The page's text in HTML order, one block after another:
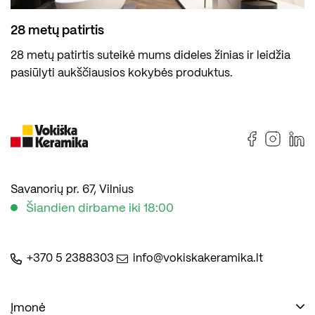
28 metų patirtis
28 metų patirtis suteikė mums dideles žinias ir leidžia
pasiūlyti aukščiausios kokybės produktus.
Savanorių pr. 67, Vilnius
Šiandien dirbame iki 18:00
+370 5 2388303 info@vokiskakeramika.lt
Įmonė